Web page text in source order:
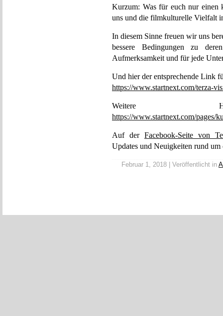
Kurzum: Was für euch nur einen
uns und die filmkulturelle Vielfalt
In diesem Sinne freuen wir uns
bessere Bedingungen zu
Aufmerksamkeit und für jede
Und hier der entsprechende Link
https://www.startnext.com/terza-
Weitere
https://www.startnext.com/pages/
Auf der Facebook-Seite von
Updates und Neuigkeiten rund um
Februar 1, 2018 | Veröffentlicht in